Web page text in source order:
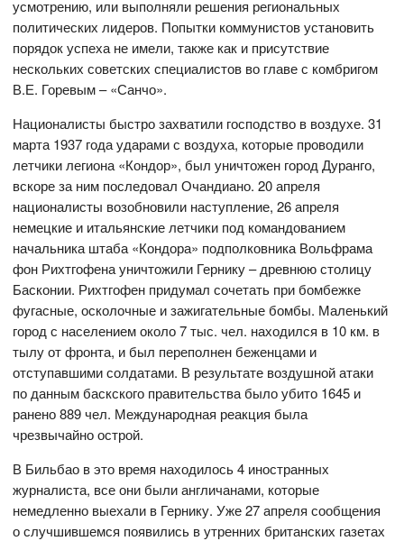
усмотрению, или выполняли решения региональных
политических лидеров. Попытки коммунистов установить
порядок успеха не имели, также как и присутствие
нескольких советских специалистов во главе с комбригом
В.Е. Горевым – «Санчо».
Националисты быстро захватили господство в воздухе. 31
марта 1937 года ударами с воздуха, которые проводили
летчики легиона «Кондор», был уничтожен город Дуранго,
вскоре за ним последовал Очандиано. 20 апреля
националисты возобновили наступление, 26 апреля
немецкие и итальянские летчики под командованием
начальника штаба «Кондора» подполковника Вольфрама
фон Рихтгофена уничтожили Гернику – древнюю столицу
Басконии. Рихтгофен придумал сочетать при бомбежке
фугасные, осколочные и зажигательные бомбы. Маленький
город с населением около 7 тыс. чел. находился в 10 км. в
тылу от фронта, и был переполнен беженцами и
отступавшими солдатами. В результате воздушной атаки
по данным баскского правительства было убито 1645 и
ранено 889 чел. Международная реакция была
чрезвычайно острой.
В Бильбао в это время находилось 4 иностранных
журналиста, все они были англичанами, которые
немедленно выехали в Гернику. Уже 27 апреля сообщения
о случшившемся появились в утренних британских газетах